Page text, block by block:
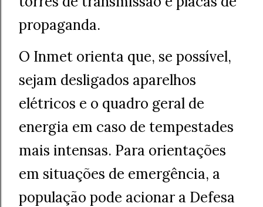
propaganda.
O Inmet orienta que, se possível,
sejam desligados aparelhos
elétricos e o quadro geral de
energia em caso de tempestades
mais intensas. Para orientações
em situações de emergência, a
população pode acionar a Defesa